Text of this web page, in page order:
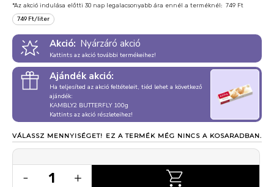
*Az akció indulása előtti 30 nap legalacsonyabb ára ennél a terméknél: 749 Ft
749 Ft/liter
Akció: Nyárzáró akció
Kattints az akció további termékeihez!
Ajándék akció:
Ha teljesíted az akció feltételeit, tiéd lehet a következő
ajándék:
KAMBLY2 BUTTERFLY 100g
Kattints az akció részleteihez!
VÁLASSZ MENNYISÉGET! EZ A TERMÉK MÉG NINCS A KOSARADBAN.
- 1 +